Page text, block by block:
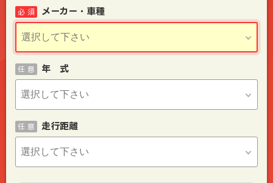
メーカー・車種
必 須
年 式
任 意
走行距離
任 意